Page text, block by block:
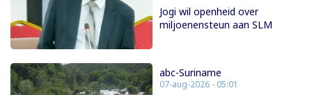
Jogi wil openheid over
miljoenensteun aan SLM
abc-Suriname
07-aug-2026 - 05:01